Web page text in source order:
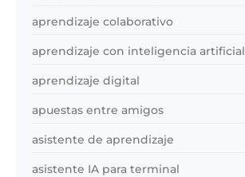
aprendizaje colaborativo
aprendizaje con inteligencia artificial
aprendizaje digital
apuestas entre amigos
asistente de aprendizaje
asistente IA para terminal